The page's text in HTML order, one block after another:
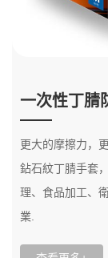
一次性丁腈
更大的摩擦力，
鉆石紋丁腈手套
理、食品加工、
業.